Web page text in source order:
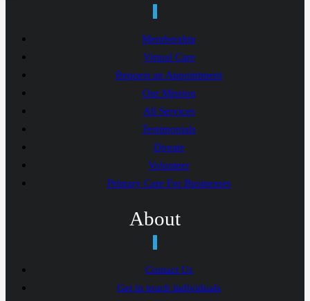
Membership
Virtual Care
Request an Appointment
Our Mission
All Services
Testimonials
Donate
Volunteer
Primary Care For Businesses
About
Contact Us
Get in touch individuals